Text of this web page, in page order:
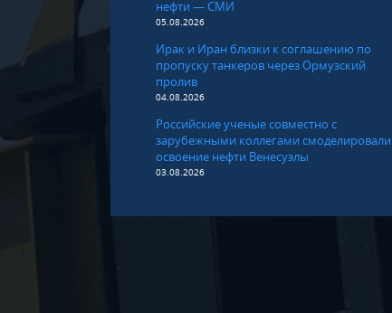
нефти — СМИ
05.08.2026
Ирак и Иран близки к соглашению по
пропуску танкеров через Ормузский
пролив
04.08.2026
Российские ученые совместно с
зарубежными коллегами смоделировали
освоение нефти Венесуэлы
03.08.2026